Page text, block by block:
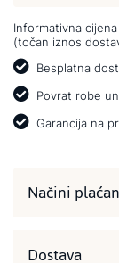
Informativna
(točan iznos
Besplatna
Povrat robe
Garancija na
Načini
Dostava